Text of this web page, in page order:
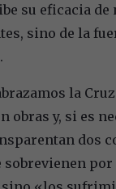
su eficacia de
sino de la
la
obras y, si es
dos
por